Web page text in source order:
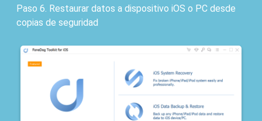
Paso 6. Restaurar datos a dispositivo iOS o PC desde
copias de seguridad